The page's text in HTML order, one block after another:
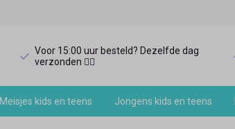
Voor 15:00 uur besteld? Dezelfde dag
verzonden 🏃‍♀️
Meisjes kids en teens Jongens kids en teens